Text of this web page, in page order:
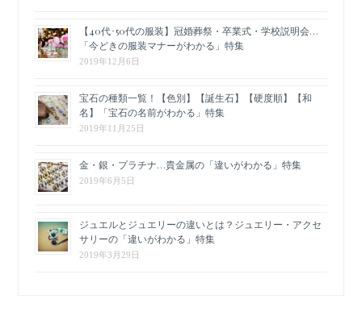
【40代･50代の服装】冠婚葬祭・卒業式・学校説明会…
「今どきの服装マナーがわかる」特集
2019年12月6日
宝石の種類一覧！【色別】【誕生石】【硬度順】【和
名】「宝石の名前がわかる」特集
2019年11月25日
金・銀・プラチナ…貴金属の「違いがわかる」特集
2019年6月5日
ジュエルとジュエリーの違いとは？ジュエリー・アクセ
サリーの「違いがわかる」特集
2019年3月29日